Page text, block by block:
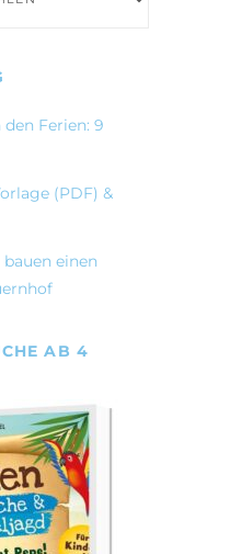
Ferien: 9
(PDF) &
einen
AB 4